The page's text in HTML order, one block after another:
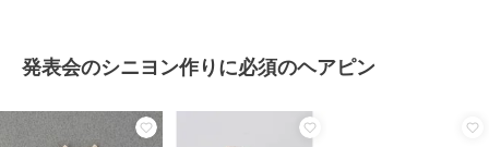
発表会のシニヨン作りに必須のヘアピン